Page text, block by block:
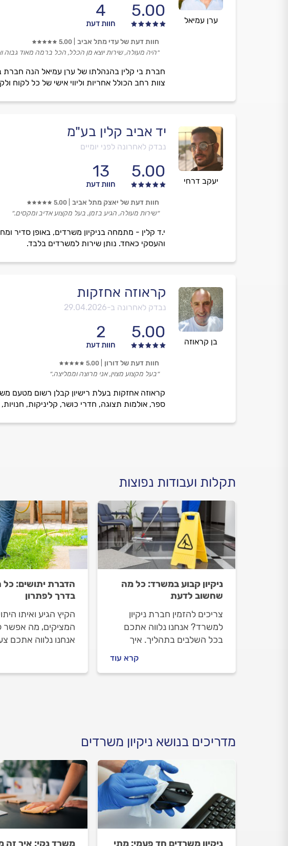
ערן עמיאל
5.00
4
חוות דעת
חברת בי קלין בהנהלתו של ערן עמיאל הנה חברת
צוות רחב הכולל אחריות וליווי אישי של כל לקוח
חוות דעת של עדי מתל אביב 5.00
״היה מעולה, שירות יוצא מן הכלל, הכל ברמה מאוד גבוה
יעקב דרחי
יד אביב קלין בע"מ
נבדק לאחרונה לפני יומיים
5.00
13
חוות דעת
י.ד קלין - מתמחה בניקיון משרדים, באופן סדיר
והעסקי כאחד. נותן שירות למשרדים בלבד.
חוות דעת של יאצק מתל אביב 5.00
״שירות מעולה, הגיע בזמן, בעל מקצוע אדיב ומקסים.״
בן קראוזה
קראוזה אחזקות
נבדק לאחרונה ב-29.04.2026
5.00
2
חוות דעת
קראוזה אחזקות בעלת רישיון קבלן רשום מטעם
ספר, אולמות תצוגה, חדרי כושר, קליניקות, חנויות,
חוות דעת של דורון 5.00
״בעל מקצוע מצוין, אני מרוצה וממליצה.״
תקלות ועבודות נפוצות
ניקיון קבוע במשרד: כל מה
שחשוב לדעת
צריכים להזמין חברת ניקיון
למשרד? אנחנו נלווה אתכם
בכל השלבים בתהליך. איך
לפני העבודה ובמהלכה וכמה
עולה ניקיון משרדים? כל
קרא עוד
הדברת יתושים: כל
בדרך לפתרון
הקיץ הגיע ואיתו
המציקים, מה אפשר
אנחנו נלווה אתכם
שמזמינים מדביר, איך
את החצר להדברה
מדריכים בנושא ניקיון משרדים
ניקיון משרדים חד פעמי: מתי משרד נקי: איך זה